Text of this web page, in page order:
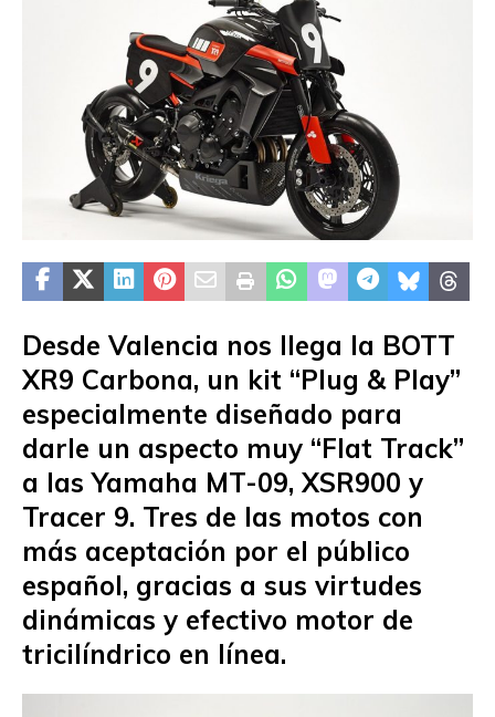
Desde Valencia nos llega la BOTT
XR9 Carbona, un kit “Plug & Play”
especialmente diseñado para
darle un aspecto muy “Flat Track”
a las Yamaha MT-09, XSR900 y
Tracer 9. Tres de las motos con
más aceptación por el público
español, gracias a sus virtudes
dinámicas y efectivo motor de
tricilíndrico en línea.